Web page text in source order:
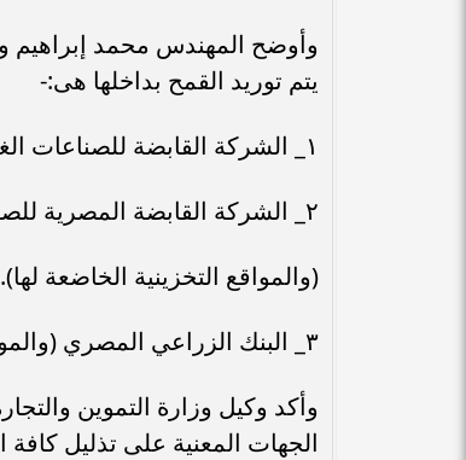
وأوضح المهندس محمد إبراهيم
يتم توريد القمح بداخلها هى:-
١_ الشركة القابضة للصناعات الغذائية (مطاحن والمواقع التخزينية الخاضعة لها) .
٢_ الشركة القابضة المصرية للصوامع والتخزين.
(والمواقع التخزينية الخاضعة لها).
٣_ البنك الزراعي المصري (والمواقع التخزينية الخاضعة له) .
وأكد وكيل وزارة التموين
الجهات المعنية على تذليل كافة